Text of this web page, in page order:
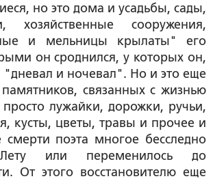
но это дома и усадьбы, сады,
хозяйственные сооружения,
и мельницы крылаты" его
он сроднился, у которых он,
"дневал и ночевал". Но и это еще
связанных с жизнью
просто лужайки, дорожки, ручьи,
кусты, цветы, травы и прочее и
смерти поэта многое бесследно
или переменилось до
От этого восстановителю еще